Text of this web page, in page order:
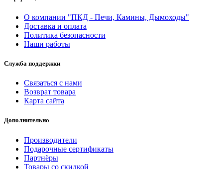
О компании "ПКД - Печи, Камины, Дымоходы"
Доставка и оплата
Политика безопасности
Наши работы
Служба поддержки
Связаться с нами
Возврат товара
Карта сайта
Дополнительно
Производители
Подарочные сертификаты
Партнёры
Товары со скидкой